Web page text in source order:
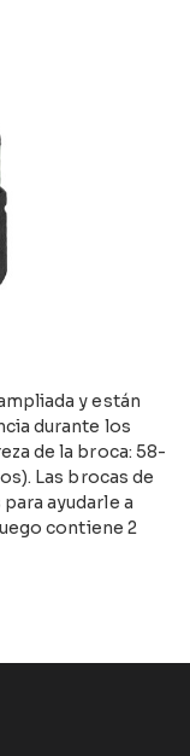
y están
durante los
de la broca: 58-
Las brocas de
ayudarle a
contiene 2